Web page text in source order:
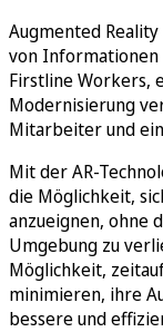
Augmented
von Informationen
Firstline Workers,
Modernisierung
Mitarbeiter und
Mit der AR-
die Möglichkeit,
anzueignen, ohne
Umgebung zu
Möglichkeit,
minimieren, ihre
bessere und